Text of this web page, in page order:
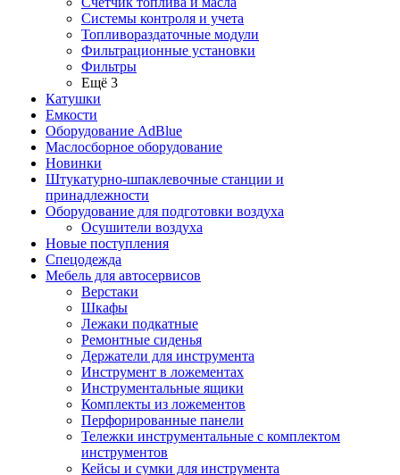
Системы контроля и учета
Топливораздаточные модули
Фильтрационные установки
Фильтры
Ещё 3
Катушки
Емкости
Оборудование AdBlue
Маслосборное оборудование
Новинки
Штукатурно-шпаклевочные станции и
принадлежности
Оборудование для подготовки воздуха
Осушители воздуха
Новые поступления
Спецодежда
Мебель для автосервисов
Верстаки
Шкафы
Лежаки подкатные
Ремонтные сиденья
Держатели для инструмента
Инструмент в ложементах
Инструментальные ящики
Комплекты из ложементов
Перфорированные панели
Тележки инструментальные с комплектом
инструментов
Кейсы и сумки для инструмента